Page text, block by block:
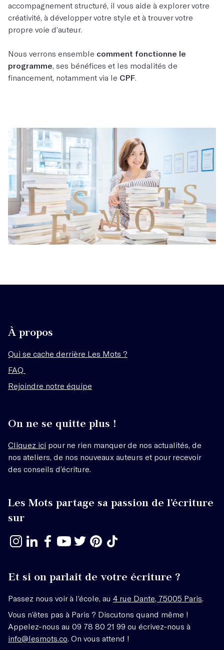
accompagnement structuré, il vous aide à explorer votre
créativité, à développer votre style et à trouver votre
propre voie d’auteur.
Nous verrons ensemble comment fonctionne le
programme, ses bénéfices et les modalités de
financement, notamment via le CPF.
À propos
Qui se cache derrière Les Mots ?
FAQ
Rejoindre notre équipe
On ne se quitte plus !
Cliquez ici pour ne rien manquer de nos actualités, de
nos ateliers, de nos nouveaux auteurs et pour recevoir
des conseils d’écriture.
Les Mots partage sa passion de l’écriture
sur
Et si on parlait de votre écriture ?
Passez nous voir à l’école, au 4 rue Dante, 75005 Paris
Vous n’êtes pas à Paris ? Discutons quand même !
Appelez-nous au 09 78 80 21 99 ou écrivez-nous à
info@lesmots.co . On vous attend !